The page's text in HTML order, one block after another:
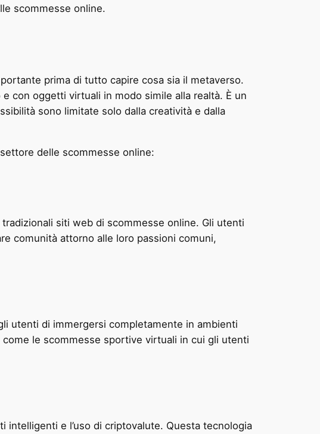
scommesse online.
prima di tutto capire cosa sia il metaverso.
con oggetti virtuali in modo simile alla realtà. È un
sono limitate solo dalla creatività e dalla
delle scommesse online:
siti web di scommesse online. Gli utenti
comunità attorno alle loro passioni comuni,
utenti di immergersi completamente in ambienti
le scommesse sportive virtuali in cui gli utenti
e l’uso di criptovalute. Questa tecnologia